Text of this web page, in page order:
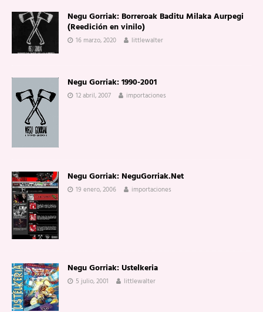
Negu Gorriak: Borreroak Baditu Milaka Aurpegi
(Reedición en vinilo)
16 marzo, 2020 littlewalter
Negu Gorriak: 1990-2001
12 abril, 2007 importaciones
Negu Gorriak: NeguGorriak.Net
19 enero, 2006 importaciones
Negu Gorriak: Ustelkeria
5 julio, 2001 littlewalter